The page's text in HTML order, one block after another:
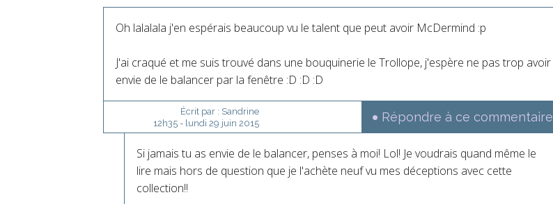
Oh lalalala j'en espérais beaucoup vu le talent que peut avoir McDermind :p
J'ai craqué et me suis trouvé dans une bouquinerie le Trollope, j'espère ne pas trop avoir
envie de le balancer par la fenêtre :D :D :D
Écrit par : Sandrine
12h35- lundi 29 juin 2015 Répondre à ce commentaire
Si jamais tu as envie de le balancer, penses à moi! Lol! Je voudrais quand même le
lire mais hors de question que je l'achète neuf vu mes déceptions avec cette
collection!!